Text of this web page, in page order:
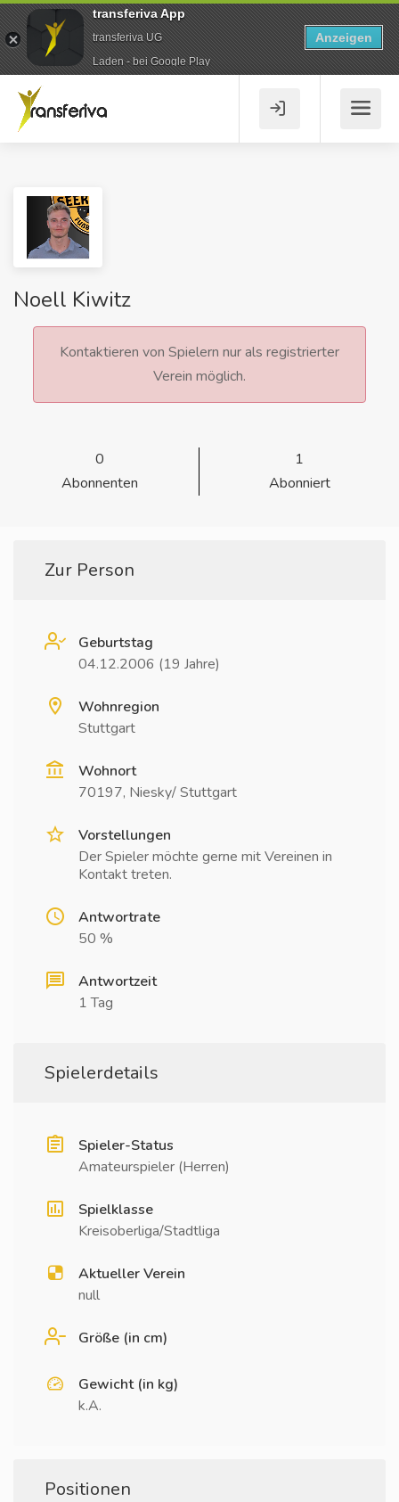
Noell Kiwitz
Kontaktieren von Spielern nur als registrierter
Verein möglich.
0
Abonnenten
1
Abonniert
Zur Person
Geburtstag
04.12.2006 (19 Jahre)
Wohnregion
Stuttgart
Wohnort
70197, Niesky/ Stuttgart
Vorstellungen
Der Spieler möchte gerne mit Vereinen in
Kontakt treten.
Antwortrate
50 %
Antwortzeit
1 Tag
Spielerdetails
Spieler-Status
Amateurspieler (Herren)
Spielklasse
Kreisoberliga/Stadtliga
Aktueller Verein
null
Größe (in cm)
Gewicht (in kg)
k.A.
Positionen
transferiva App
transferiva UG
Laden - bei Google Play
Anzeigen